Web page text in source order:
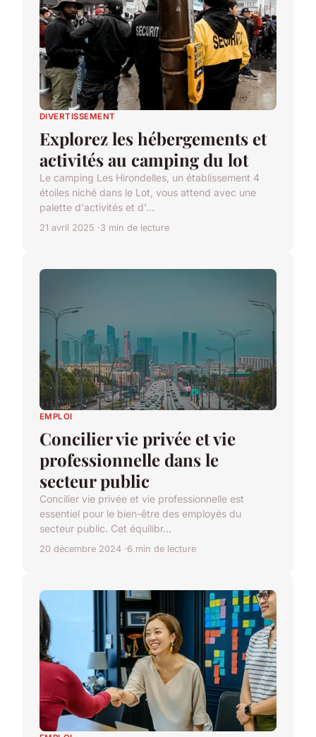
DIVERTISSEMENT
Explorez les hébergements et
activités au camping du lot
Le camping Les Hirondelles, un établissement 4
étoiles niché dans le Lot, vous attend avec une
palette d'activités et d'...
21 avril 2025 3 min de lecture
EMPLOI
Concilier vie privée et vie
professionnelle dans le
secteur public
Concilier vie privée et vie professionnelle est
essentiel pour le bien-être des employés du
secteur public. Cet équilibr...
20 décembre 2024 6 min de lecture